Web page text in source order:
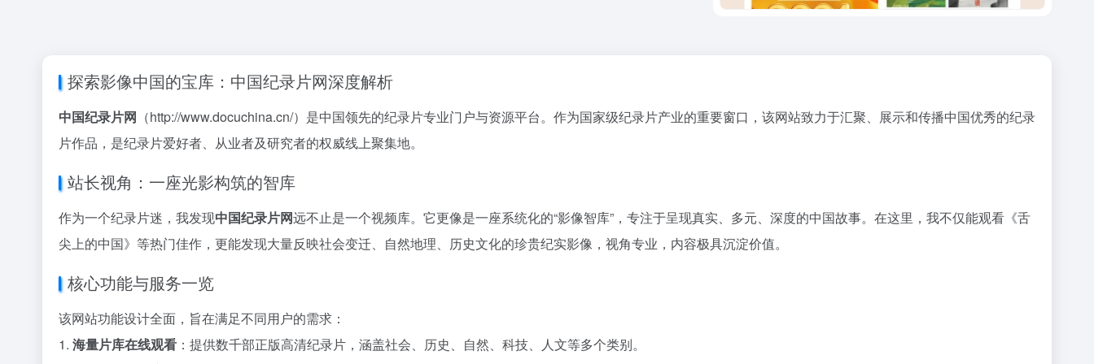
探索影像中国的宝库：中国纪录片网深度解析
中国纪录片网 （http://www.docuchina.cn/）是中国领先的纪录片专业门户与资源平台。作为国家级纪录片产业的重要窗口，该网站致力于汇聚、展示和传播中国优秀的纪录
片作品，是纪录片爱好者、从业者及研究者的权威线上聚集地。
站长视角：一座光影构筑的智库
作为一个纪录片迷，我发现中国纪录片网远不止是一个视频库。它更像是一座系统化的“影像智库”，专注于呈现真实、多元、深度的中国故事。在这里，我不仅能观看《舌
尖上的中国》等热门佳作，更能发现大量反映社会变迁、自然地理、历史文化的珍贵纪实影像，视角专业，内容极具沉淀价值。
核心功能与服务一览
该网站功能设计全面，旨在满足不同用户的需求：
1. 海量片库在线观看 ：提供数千部正版高清纪录片，涵盖社会、历史、自然、科技、人文等多个类别。